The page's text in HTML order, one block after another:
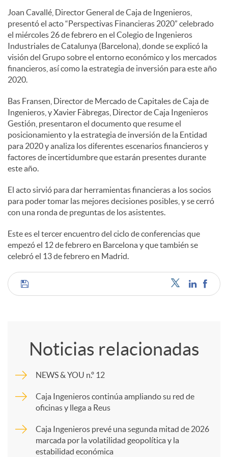
e
s
Joan Cavallé, Director General de Caja de Ingenieros,
presentó el acto “Perspectivas Financieras 2020” celebrado
el miércoles 26 de febrero en el Colegio de Ingenieros
Industriales de Catalunya (Barcelona), donde se explicó la
visión del Grupo sobre el entorno económico y los mercados
financieros, así como la estrategia de inversión para este año
2020.
Bas Fransen, Director de Mercado de Capitales de Caja de
Ingenieros, y Xavier Fàbregas, Director de Caja Ingenieros
Gestión, presentaron el documento que resume el
posicionamiento y la estrategia de inversión de la Entidad
para 2020 y analiza los diferentes escenarios financieros y
factores de incertidumbre que estarán presentes durante
este año.
El acto sirvió para dar herramientas financieras a los socios
para poder tomar las mejores decisiones posibles, y se cerró
con una ronda de preguntas de los asistentes.
Este es el tercer encuentro del ciclo de conferencias que
empezó el 12 de febrero en Barcelona y que también se
celebró el 13 de febrero en Madrid.
C
p
a
Noticias relacionadas
NEWS & YOU n.º 12
Caja Ingenieros continúa ampliando su red de
oficinas y llega a Reus
Caja Ingenieros prevé una segunda mitad de 2026
marcada por la volatilidad geopolítica y la
estabilidad económica